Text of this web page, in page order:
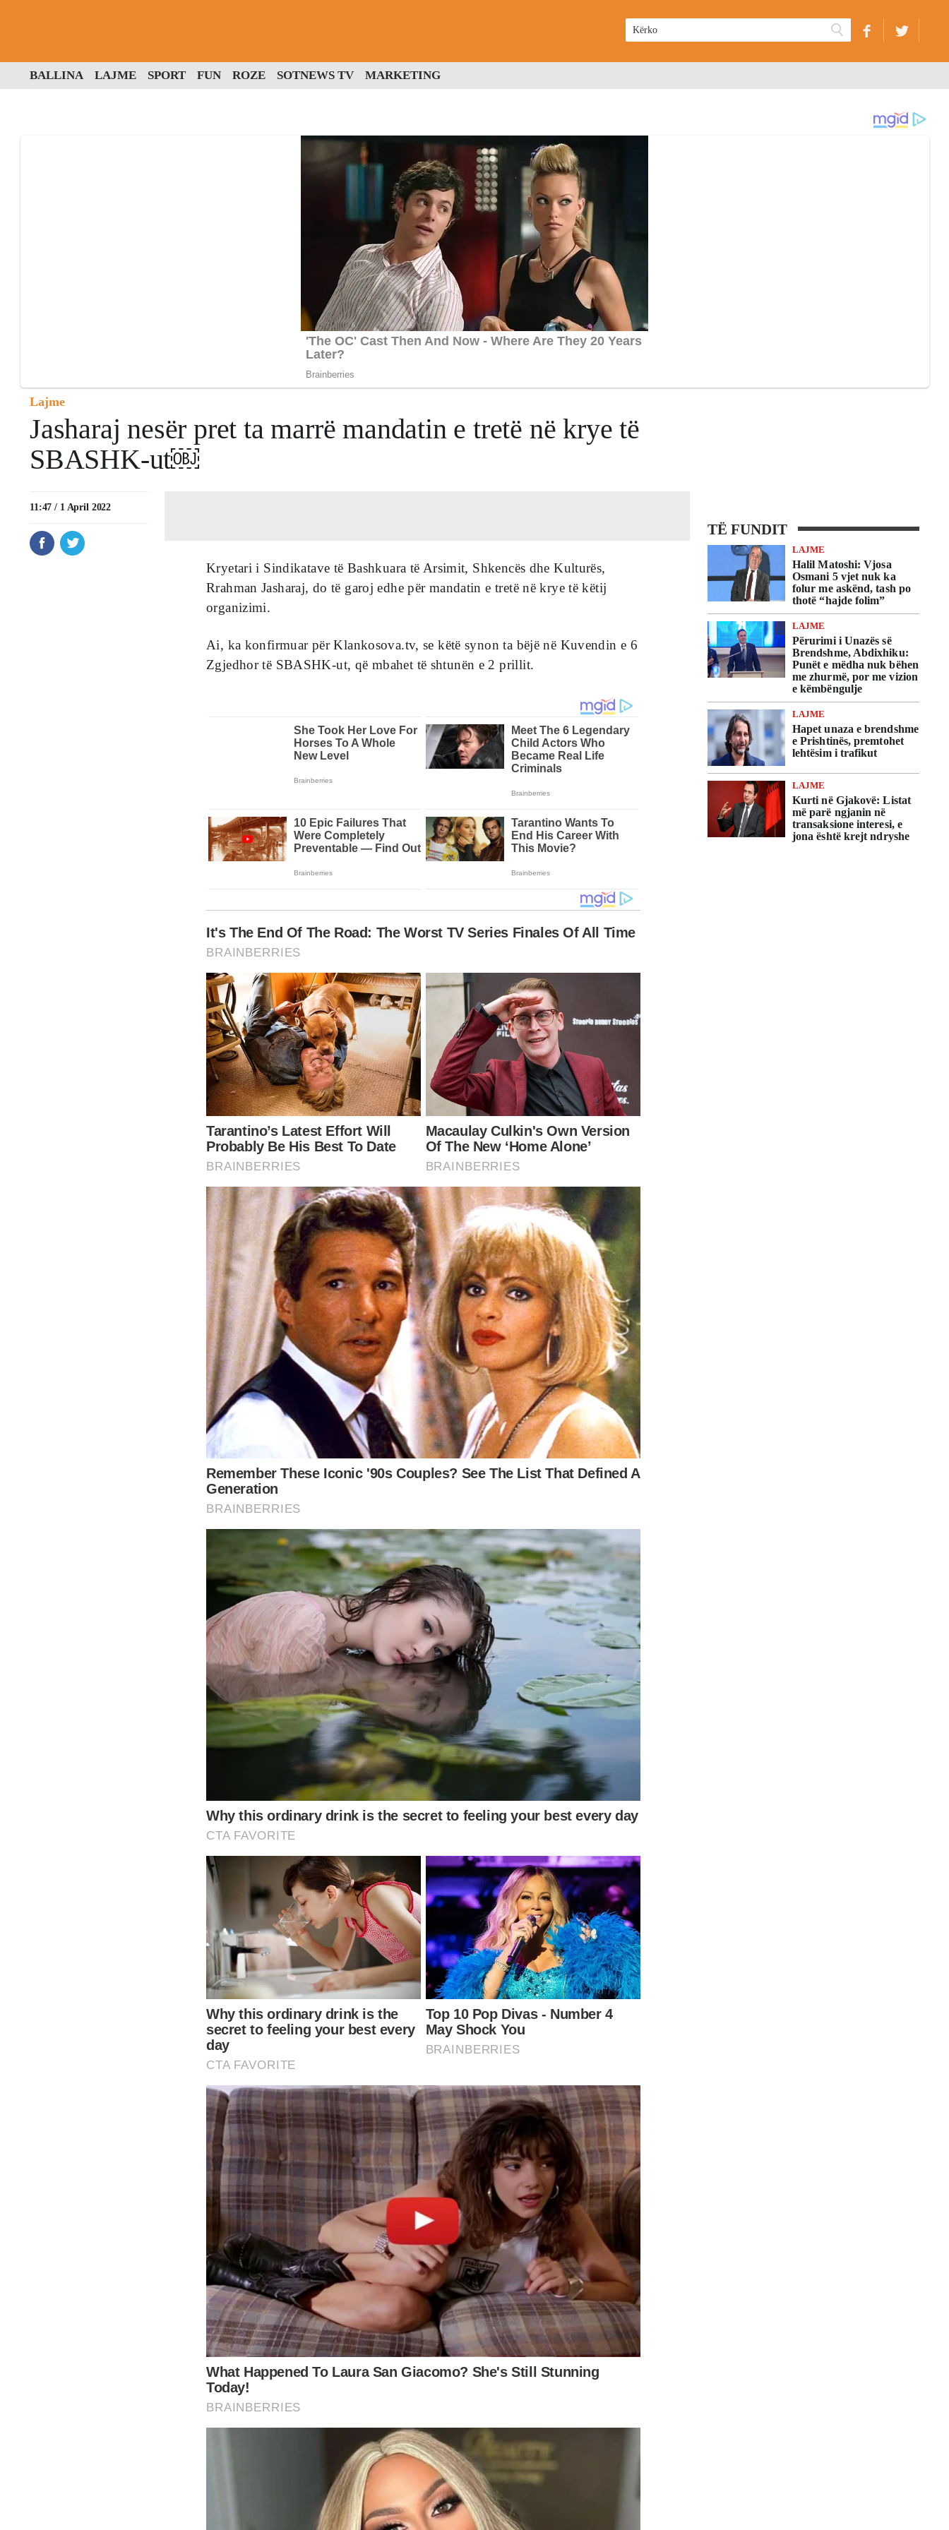
BALLINA LAJME SPORT FUN ROZE SOTNEWS TV MARKETING
Lajme
Jasharaj nesër pret ta marrë mandatin e tretë në krye të
SBASHK-ut￼
11:47 / 1 April 2022
TË FUNDIT
LAJME
Halil Matoshi: Vjosa
Osmani 5 vjet nuk ka
folur me askënd, tash po
thotë “hajde folim”
LAJME
Përurimi i Unazës së
Brendshme, Abdixhiku:
Punët e mëdha nuk bëhen
me zhurmë, por me vizion
e këmbëngulje
LAJME
Hapet unaza e brendshme
e Prishtinës, premtohet
lehtësim i trafikut
LAJME
Kurti në Gjakovë: Listat
më parë ngjanin në
transaksione interesi, e
jona është krejt ndryshe
Kryetari i Sindikatave të Bashkuara të Arsimit, Shkencës dhe Kulturës,
Rrahman Jasharaj, do të garoj edhe për mandatin e tretë në krye të këtij
organizimi.
Ai, ka konfirmuar për Klankosova.tv, se këtë synon ta bëjë në Kuvendin e 6
Zgjedhor të SBASHK-ut, që mbahet të shtunën e 2 prillit.